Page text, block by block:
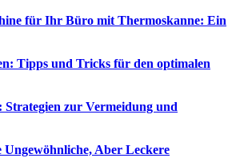
für Ihr Büro mit Thermoskanne: Ein
Tipps und Tricks für den optimalen
Strategien zur Vermeidung und
Ungewöhnliche, Aber Leckere